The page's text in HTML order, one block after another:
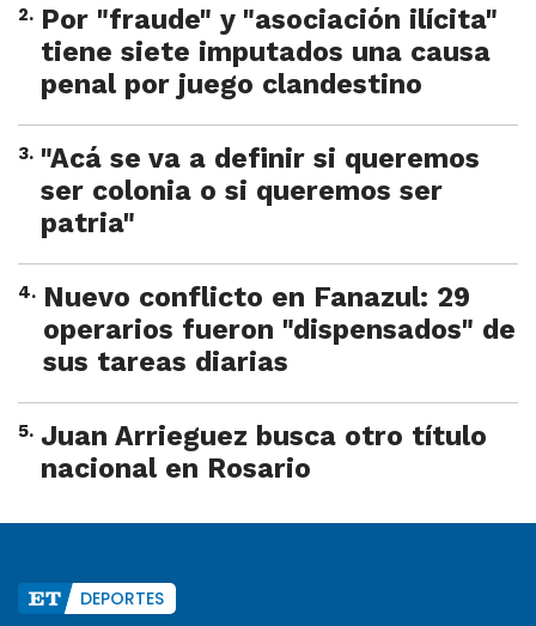
2. Por "fraude" y "asociación ilícita"
tiene siete imputados una causa
penal por juego clandestino
3. "Acá se va a definir si queremos
ser colonia o si queremos ser
patria"
4. Nuevo conflicto en Fanazul: 29
operarios fueron "dispensados" de
sus tareas diarias
5. Juan Arrieguez busca otro título
nacional en Rosario
DEPORTES